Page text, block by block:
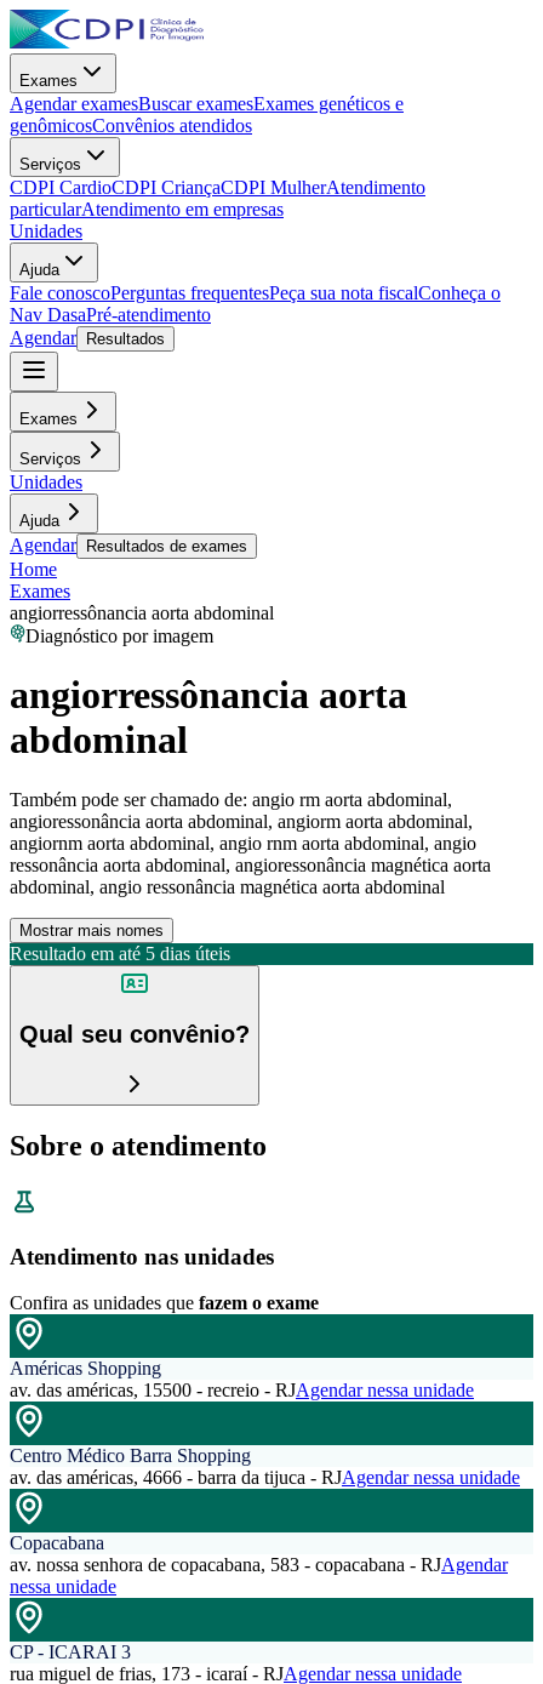
Exames
Agendar examesBuscar examesExames genéticos e
genômicosConvênios atendidos
Serviços
CDPI CardioCDPI CriançaCDPI MulherAtendimento
particularAtendimento em empresas
Unidades
Ajuda
Fale conoscoPerguntas frequentesPeça sua nota fiscalConheça o
Nav DasaPré-atendimento
Agendar
Resultados
Exames
Serviços
Unidades
Ajuda
Agendar Resultados de exames
Home
Exames
angiorressônancia aorta abdominal
Diagnóstico por imagem
angiorressônancia aorta
abdominal
Também pode ser chamado de: angio rm aorta abdominal,
angioressonância aorta abdominal, angiorm aorta abdominal,
angiornm aorta abdominal, angio rnm aorta abdominal, angio
ressonância aorta abdominal, angioressonância magnética aorta
abdominal, angio ressonância magnética aorta abdominal
Mostrar mais nomes
Resultado em até 5 dias úteis
Qual seu convênio?
Sobre o atendimento
Atendimento nas unidades
Confira as unidades que fazem o exame
Américas Shopping
av. das américas, 15500 - recreio - RJAgendar nessa unidade
Centro Médico Barra Shopping
av. das américas, 4666 - barra da tijuca - RJAgendar nessa unidade
Copacabana
av. nossa senhora de copacabana, 583 - copacabana - RJAgendar
nessa unidade
CP - ICARAI 3
rua miguel de frias, 173 - icaraí - RJAgendar nessa unidade